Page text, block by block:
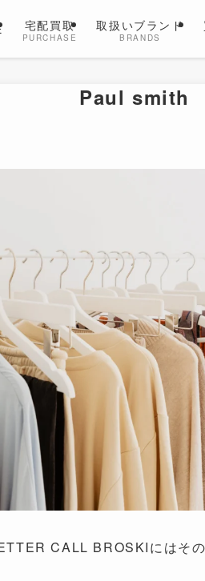
宅配買取
PURCHASE
取扱いブランド
BRANDS
Paul smith
CALL BROSKIにはそ